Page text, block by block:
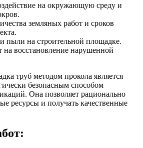
на окружающую среду и
земляных работ и сроков
на строительной площадке.
на восстановление нарушенной
труб методом прокола является
безопасным способом
Она позволяет рационально
ресурсы и получать качественные